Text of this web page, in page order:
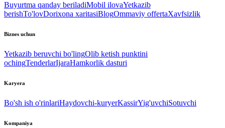
Buyurtma qanday beriladiMobil ilovaYetkazib
berishTo'lovDorixona xaritasiBlogOmmaviy offertaXavfsizlik
Biznes uchun
Yetkazib beruvchi bo'lingOlib ketish punktini
ochingTenderlarIjaraHamkorlik dasturi
Karyera
Bo'sh ish o'rinlariHaydovchi-kuryerKassirYig'uvchiSotuvchi
Kompaniya